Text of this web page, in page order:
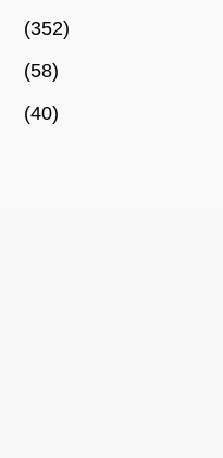
(352)
(58)
(40)